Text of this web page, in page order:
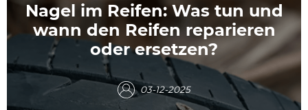
Nagel im Reifen: Was tun und
wann den Reifen reparieren
oder ersetzen?
03-12-2025